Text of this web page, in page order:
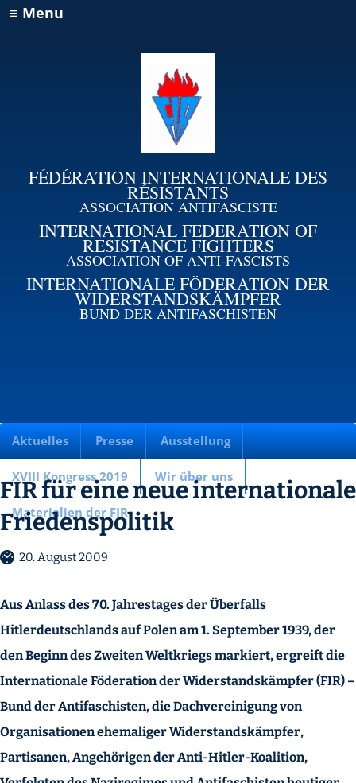
≡ Menu
FÉDÉRATION INTERNATIONALE DES
RÉSISTANTS
ASSOCIATION ANTIFASCISTE
INTERNATIONAL FEDERATION OF
RESISTANCE FIGHTERS
ASSOCIATION OF ANTI-FASCISTS
INTERNATIONALE FÖDERATION DER
WIDERSTANDSKÄMPFER
BUND DER ANTIFASCHISTEN
Aktuelles Presse Ausstellung
XVIII Kongress 2019 Wir über uns
Materialien der FIR
FIR für eine neue internationale
Friedenspolitik
20. August 2009
Aus Anlass des 70. Jahrestages der Überfalls
Hitlerdeutschlands auf Polen am 1. September 1939, der
den Beginn des Zweiten Weltkriegs markiert, ergreift die
Internationale Föderation der Widerstandskämpfer (FIR) –
Bund der Antifaschisten, die Dachvereinigung von
Organisationen ehemaliger Widerstandskämpfer,
Partisanen, Angehörigen der Anti-Hitler-Koalition,